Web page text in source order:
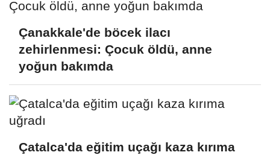
Çanakkale'de böcek ilacı
zehirlenmesi: Çocuk öldü, anne
yoğun bakımda
Çatalca'da eğitim uçağı kaza kırıma